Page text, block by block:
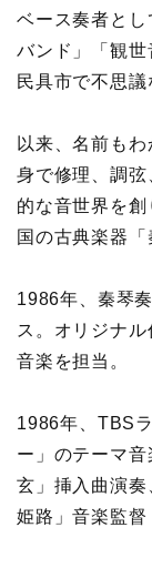
ベース奏者とし
バンド」「観
民具市で不思議
以来、名前も
身で修理、調弦
的な音世界を
国の古典楽器「
1986年、秦琴
ス。オリジナ
音楽を担当。
1986年、TBS
ー」のテーマ
玄」挿入曲演
姫路」音楽監督